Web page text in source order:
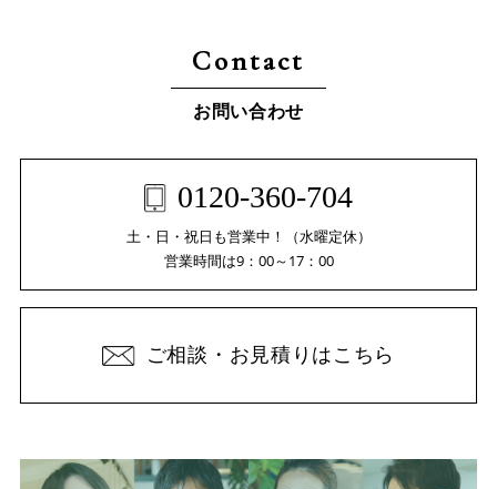
Contact
お問い合わせ
0120-360-704
土・日・祝日も営業中！（水曜定休）
営業時間は9：00～17：00
ご相談・お見積りはこちら